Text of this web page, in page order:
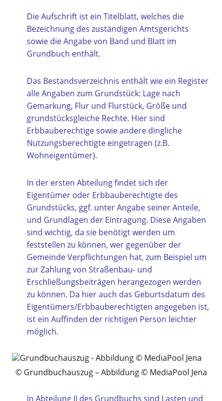
Die Aufschrift ist ein Titelblatt, welches die
Bezeichnung des zuständigen Amtsgerichts
sowie die Angabe von Band und Blatt im
Grundbuch enthält.
Das Bestandsverzeichnis enthält wie ein Register
alle Angaben zum Grundstück: Lage nach
Gemarkung, Flur und Flurstück, Größe und
grundstücksgleiche Rechte. Hier sind
Erbbauberechtige sowie andere dingliche
Nutzungsberechtigte eingetragen (z.B.
Wohneigentümer).
In der ersten Abteilung findet sich der
Eigentümer oder Erbbauberechtigte des
Grundstücks, ggf. unter Angabe seiner Anteile,
und Grundlagen der Eintragung. Diese Angaben
sind wichtig, da sie benötigt werden um
feststellen zu können, wer gegenüber der
Gemeinde Verpflichtungen hat, zum Beispiel um
zur Zahlung von Straßenbau- und
Erschließungsbeiträgen herangezogen werden
zu können. Da hier auch das Geburtsdatum des
Eigentümers/Erbbauberechtigten angegeben ist,
ist ein Auffinden der richtigen Person leichter
möglich.
Grundbuchauszug – Abbildung © MediaPool Jena
In Abteilung II des Grundbuchs sind Lasten und